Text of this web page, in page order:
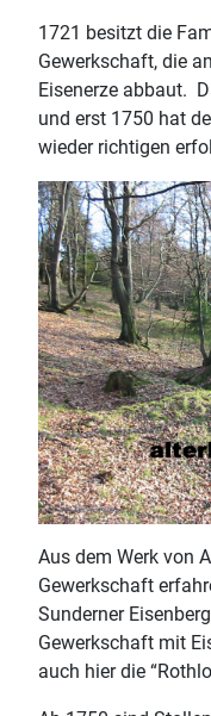
1721 besitzt die
Gewerkschaft, die
Eisenerze abbaut.
und erst 1750 hat
wieder richtigen
Aus dem Werk von
Gewerkschaft
Sunderner
Gewerkschaft mit
auch hier die